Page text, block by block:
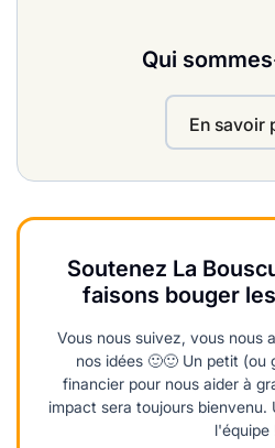
Qui
En savoir
Soutenez La
faisons bouger
Vous nous suivez, vous nous
nos idées 🙂🙂 Un petit (ou
financier pour nous aider à
impact sera toujours bienvenu.
l'équipe